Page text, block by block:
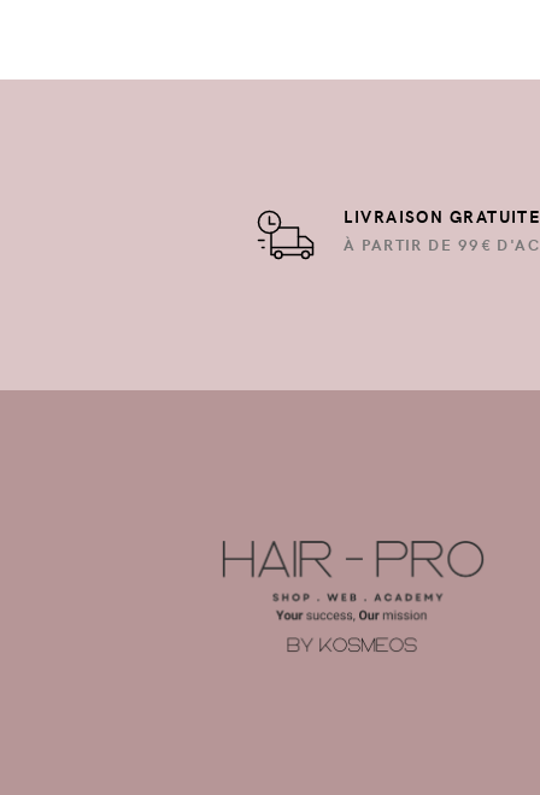
LIVRAISON
À PARTIR DE 99€